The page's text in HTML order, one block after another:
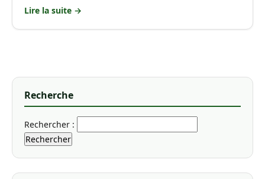
Lire la suite →
Recherche
Rechercher :